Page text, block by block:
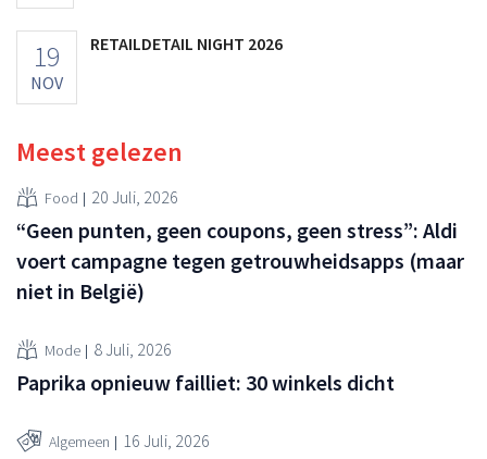
19
NOV
RETAILDETAIL NIGHT 2026
Meest gelezen
Food 20 Juli, 2026
“Geen punten, geen coupons, geen stress”: Aldi
voert campagne tegen getrouwheidsapps (maar
niet in België)
Mode 8 Juli, 2026
Paprika opnieuw failliet: 30 winkels dicht
Algemeen 16 Juli, 2026